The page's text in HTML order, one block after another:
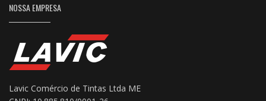
NOSSA EMPRESA
Lavic Comércio de Tintas Ltda ME